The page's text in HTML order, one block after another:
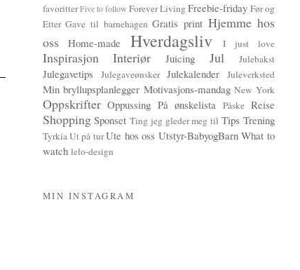
favoritter Five to follow Forever Living Freebie-friday Før og
Etter Gave til barnehagen Gratis print Hjemme hos
oss
Home-made Hverdagsliv I just love
Inspirasjon Interiør Juicing Jul Julebakst
Julegavetips Julegaveønsker Julekalender Juleverksted
Min bryllupsplanlegger Motivasjons-mandag New York
Oppskrifter Oppussing På ønskelista Påske Reise
Shopping Sponset Ting jeg gleder meg til Tips Trening
TyrkiaUt på turUte hos oss Utstyr-BabyogBarn What to
watch lelo-design
MIN INSTAGRAM